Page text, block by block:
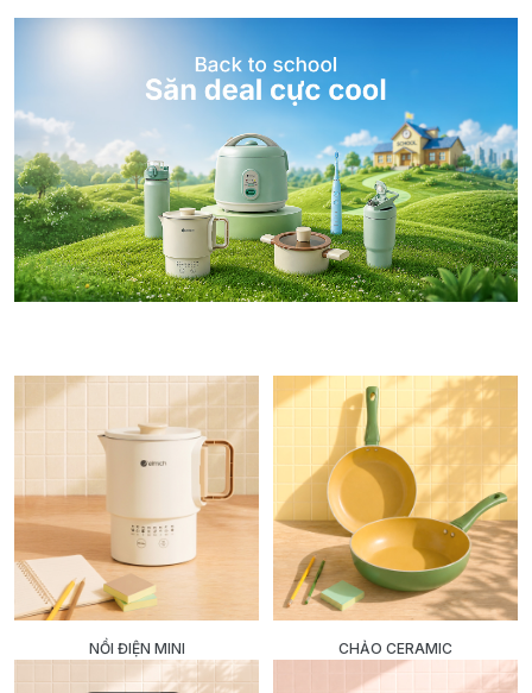
NỒI ĐIỆN MINI CHẢO CERAMIC